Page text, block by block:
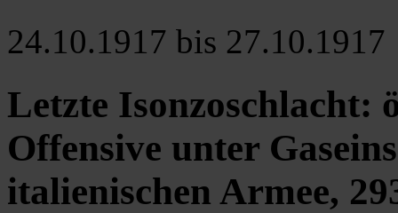
24.10.1917 bis 27.10.1917
Letzte Isonzoschlacht:
Offensive unter
italienischen Armee,